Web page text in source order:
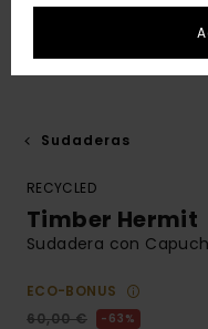
Sudaderas
RECYCLED
Timber Hermit
Sudadera con
ECO-BONUS
60,00 €
63%